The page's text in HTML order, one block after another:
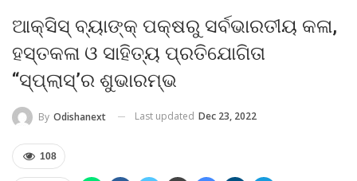
ଆକ୍ସିସ୍ ବ୍ୟାଙ୍କ୍ ପକ୍ଷରୁ ସର୍ବଭାରତୀୟ କଳା,
ହସ୍ତକଳା ଓ ସାହିତ୍ୟ ପ୍ରତିଯୋଗିତା
“ସ୍ପ୍ଲାସ୍‌’ର ଶୁଭାରମ୍ଭ
By Odishanext Last updated Dec 23, 2022
108